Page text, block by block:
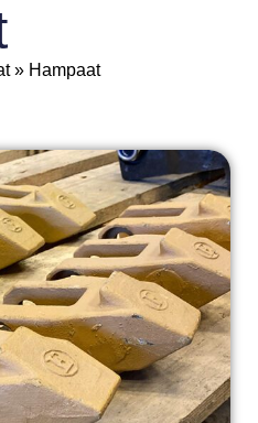
» Hampaat